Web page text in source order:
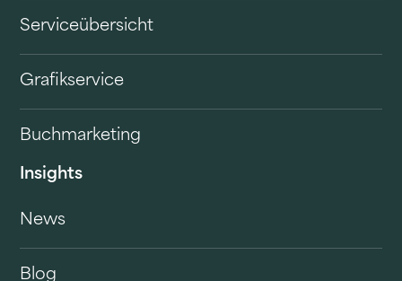
Serviceübersicht
Grafikservice
Buchmarketing
Insights
News
Blog